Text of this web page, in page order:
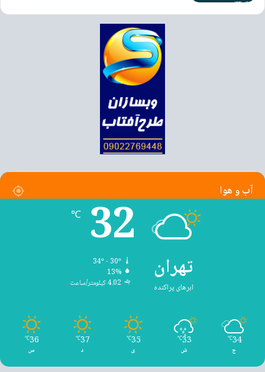
آب و هوا
تهران
ابرهای پراکنده
32
℃
34º - 30º
13%
4.02 کیلومتر/ساعت
34
℃
ج
33
℃
ش
35
℃
ی
37
℃
د
36
℃
س